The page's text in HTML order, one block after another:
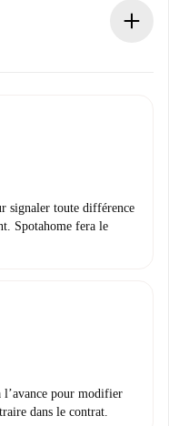
vous proposerons
signalé.
signaler toute différence
Spotahome fera le
l’avance pour modifier
dans le contrat.